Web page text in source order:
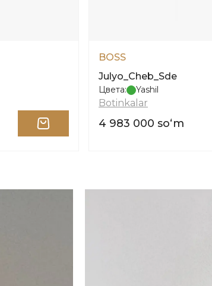
BOSS
Julyo_Cheb_Sde
Цвета: Yashil
Botinkalar
4 983 000 soʻm